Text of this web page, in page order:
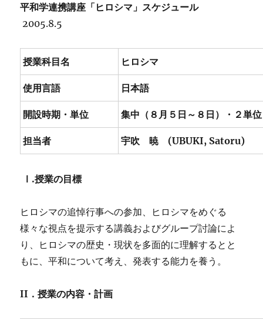
平和学連携講座「ヒロシマ」スケジュール
2005.8.5
授業科目名 ヒロシマ
使用言語 日本語
開設時期・単位 集中（８月５日～８日）・２単位
担当者 宇吹 暁 (UBUKI, Satoru)
Ⅰ.授業の目標
ヒロシマの追悼行事への参加、ヒロシマをめぐる
様々な視点を提示する講義およびグループ討論によ
り、ヒロシマの歴史・現状を多面的に理解するとと
もに、平和について考え、発表する能力を養う。
II ．授業の内容・計画